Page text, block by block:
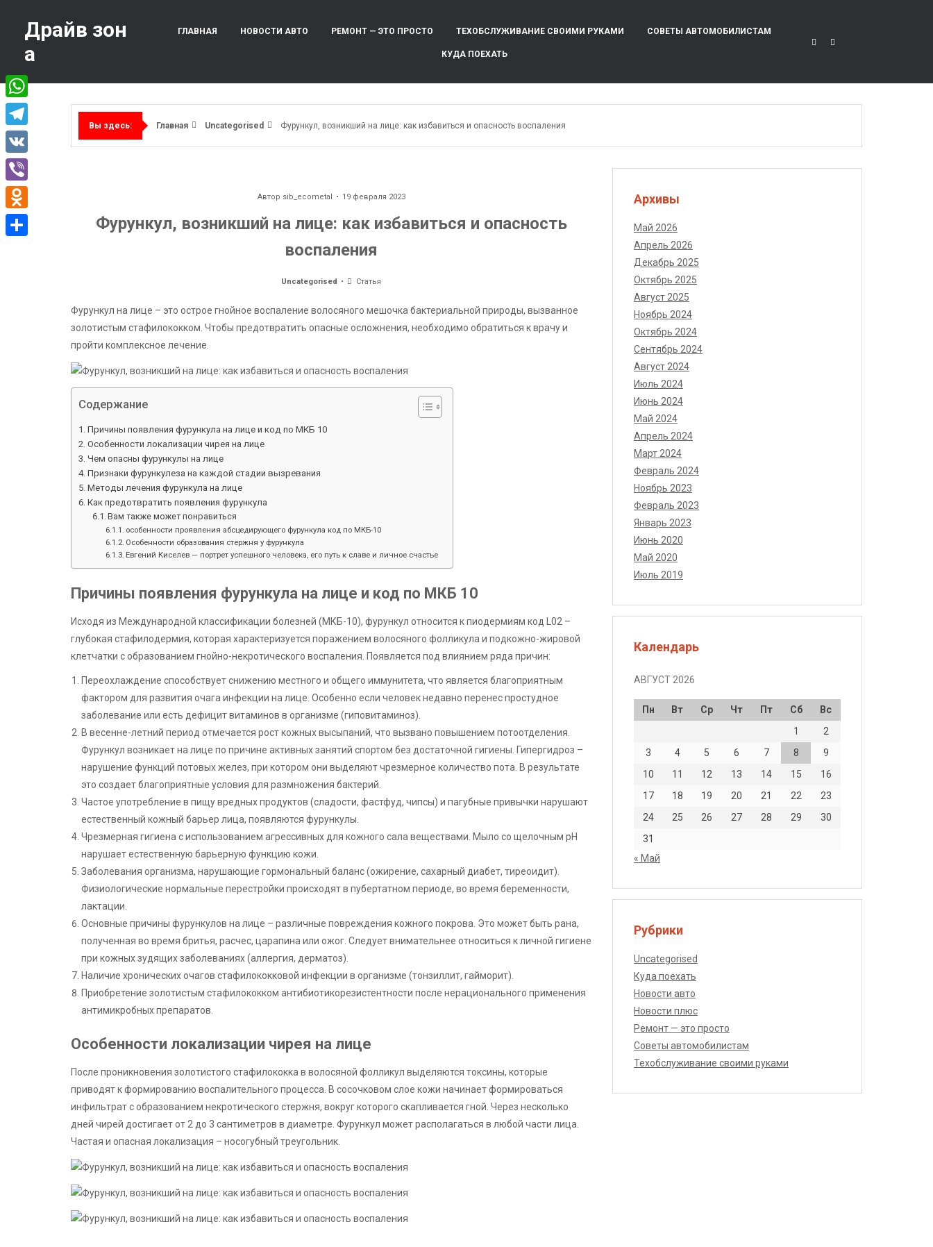
содержимому
Драйв зон
а
ГЛАВНАЯ НОВОСТИ АВТО РЕМОНТ — ЭТО ПРОСТО ТЕХОБСЛУЖИВАНИЕ СВОИМИ РУКАМИ СОВЕТЫ АВТОМОБИЛИСТАМ
КУДА ПОЕХАТЬ
Вы здесь: Главная Uncategorised Фурункул, возникший на лице: как избавиться и опасность воспаления
Автор sib_ecometal 19 февраля 2023
Фурункул, возникший на лице: как избавиться и опасность
воспаления
Uncategorised Статья
Фурункул на лице – это острое гнойное воспаление волосяного мешочка бактериальной природы, вызванное
золотистым стафилококком. Чтобы предотвратить опасные осложнения, необходимо обратиться к врачу и
пройти комплексное лечение.
Содержание
Причины появления фурункула на лице и код по МКБ 10
Особенности локализации чирея на лице
Чем опасны фурункулы на лице
Признаки фурункулеза на каждой стадии вызревания
Методы лечения фурункула на лице
Как предотвратить появления фурункула
Вам также может понравиться
особенности проявления абсцедирующего фурункула код по МКБ-10
Особенности образования стержня у фурункула
Евгений Киселев — портрет успешного человека, его путь к славе и личное счастье
Причины появления фурункула на лице и код по МКБ 10
Исходя из Международной классификации болезней (МКБ-10), фурункул относится к пиодермиям код L02 –
глубокая стафилодермия, которая характеризуется поражением волосяного фолликула и подкожно-жировой
клетчатки с образованием гнойно-некротического воспаления. Появляется под влиянием ряда причин:
Переохлаждение способствует снижению местного и общего иммунитета, что является благоприятным
фактором для развития очага инфекции на лице. Особенно если человек недавно перенес простудное
заболевание или есть дефицит витаминов в организме (гиповитаминоз).
В весенне-летний период отмечается рост кожных высыпаний, что вызвано повышением потоотделения.
Фурункул возникает на лице по причине активных занятий спортом без достаточной гигиены. Гипергидроз –
нарушение функций потовых желез, при котором они выделяют чрезмерное количество пота. В результате
это создает благоприятные условия для размножения бактерий.
Частое употребление в пищу вредных продуктов (сладости, фастфуд, чипсы) и пагубные привычки нарушают
естественный кожный барьер лица, появляются фурункулы.
Чрезмерная гигиена с использованием агрессивных для кожного сала веществами. Мыло со щелочным pH
нарушает естественную барьерную функцию кожи.
Заболевания организма, нарушающие гормональный баланс (ожирение, сахарный диабет, тиреоидит).
Физиологические нормальные перестройки происходят в пубертатном периоде, во время беременности,
лактации.
Основные причины фурункулов на лице – различные повреждения кожного покрова. Это может быть рана,
полученная во время бритья, расчес, царапина или ожог. Следует внимательнее относиться к личной гигиене
при кожных зудящих заболеваниях (аллергия, дерматоз).
Наличие хронических очагов стафилококковой инфекции в организме (тонзиллит, гайморит).
Приобретение золотистым стафилококком антибиотикорезистентности после нерационального применения
антимикробных препаратов.
Особенности локализации чирея на лице
После проникновения золотистого стафилококка в волосяной фолликул выделяются токсины, которые
приводят к формированию воспалительного процесса. В сосочковом слое кожи начинает формироваться
инфильтрат с образованием некротического стержня, вокруг которого скапливается гной. Через несколько
дней чирей достигает от 2 до 3 сантиметров в диаметре. Фурункул может располагаться в любой части лица.
Частая и опасная локализация – носогубный треугольник.
Архивы
Май 2026
Апрель 2026
Декабрь 2025
Октябрь 2025
Август 2025
Ноябрь 2024
Октябрь 2024
Сентябрь 2024
Август 2024
Июль 2024
Июнь 2024
Май 2024
Апрель 2024
Март 2024
Февраль 2024
Ноябрь 2023
Февраль 2023
Январь 2023
Июнь 2020
Май 2020
Июль 2019
Календарь
АВГУСТ 2026
Пн Вт Ср Чт Пт Сб
Вс
1
2
3
4 5 6 7 8
9
10
11 12 13 14 15
16
17
18 19 20 21 22
23
24
25 26 27 28 29
30
31
« Май
Рубрики
Uncategorised
Куда поехать
Новости авто
Новости плюс
Ремонт — это просто
Советы автомобилистам
Техобслуживание своими руками
WhatsApp
Telegram
VK
Viber
Odnoklassniki